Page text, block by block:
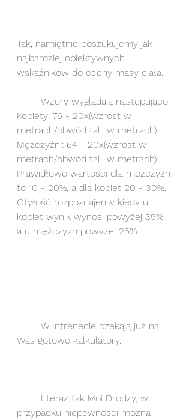
Tak, namiętnie poszukujemy jak
najbardziej obiektywnych
wskaźników do oceny masy ciała.
	Wzory wyglądają następująco:
Kobiety: 76 - 20x(wzrost w
metrach/obwód talii w metrach)
Mężczyźni: 64 - 20x(wzrost w
metrach/obwód talii w metrach).
Prawidłowe wartości dla mężczyzn
to 10 - 20%, a dla kobiet 20 - 30%.
Otyłość rozpoznajemy kiedy u
kobiet wynik wynosi powyżej 35%,
a u mężczyzn powyżej 25%.
Was gotowe kalkulatory.
przypadku niepewności można